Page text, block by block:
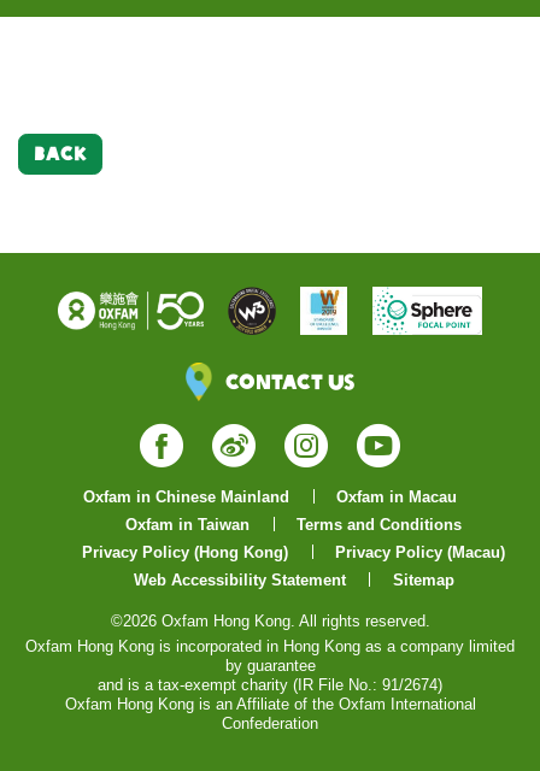
BACK
Contact Us
Facebook
WeiboInstagram
YouTube
Oxfam in Chinese Mainland
Oxfam in Macau
Oxfam in Taiwan
Terms and Conditions
Privacy Policy (Hong Kong)
Privacy Policy (Macau)
Web Accessibility Statement
Sitemap
©2026 Oxfam Hong Kong. All rights reserved.
Oxfam Hong Kong is incorporated in Hong Kong as a company limited
by guarantee
and is a tax-exempt charity (IR File No.: 91/2674)
Oxfam Hong Kong is an Affiliate of the Oxfam International
Confederation